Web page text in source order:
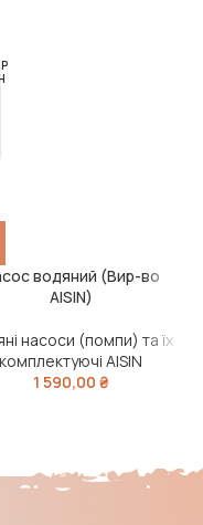
водяний (Вир-во
AISIN)
насоси (помпи) та їх
комплектуючі AISIN
1 590,00 ₴